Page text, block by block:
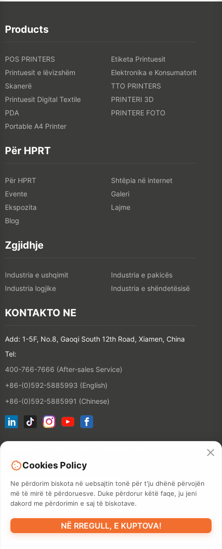
Products
POS PRINTERS
Etiketa Printuesit
Printuesit e lëvizshëm
Elektronika e Konsumatorit
Skanerë
TTO PRINTERS
Printuesit Digital Textile
PRINTERI 3D
PDA
PRINTERE FOTO
Portable A4 Printer
Për HPRT
Për HPRT
Shtëpia në internet
Evente
Galeri
Ekspozita
Lajme
Blog
Zgjidhje
Industria e ushqimit
Industria e pakicës
Industria logjike
Industria e shëndetësisë
KONTAKTO NE
Add: 1-5F, No.8, Gaoqi South 12th Road, Xiamen, China
Tel:
400-766-7666 (After-sales Service)
+86-(0)592-5885993 (English)
+86-(0)592-5885991 (Chinese)
©2026 XIAMEN HANIN CO., LTD.POLITIKA E PRIVATITETIT
TERMI I PËRDORIMIT SITEMAP
Cookies Policy
Ne përdorim biskota në uebsajtin tonë për t'ju dhënë përvojën
më të mirë të përdoruesve. Duke përdorur këtë faqe, ju jeni
dakord me përdorimin e saj të biskotave.
NË RREGULL, E KUPTOVA!